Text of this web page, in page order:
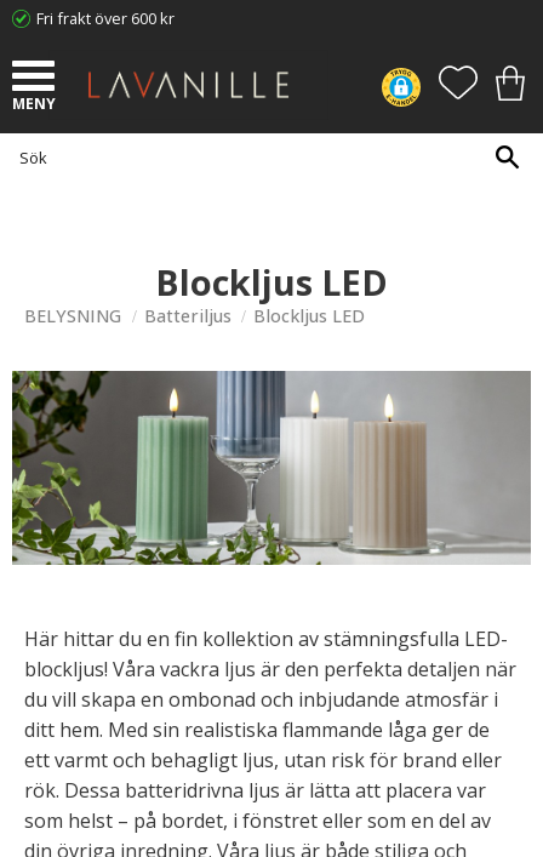
Fri frakt över 600 kr
Blockljus LED
BELYSNING Batteriljus Blockljus LED
Här hittar du en fin kollektion av stämningsfulla LED-
blockljus! Våra vackra ljus är den perfekta detaljen när
du vill skapa en ombonad och inbjudande atmosfär i
ditt hem. Med sin realistiska flammande låga ger de
ett varmt och behagligt ljus, utan risk för brand eller
rök. Dessa batteridrivna ljus är lätta att placera var
som helst – på bordet, i fönstret eller som en del av
din övriga inredning. Våra ljus är både stiliga och